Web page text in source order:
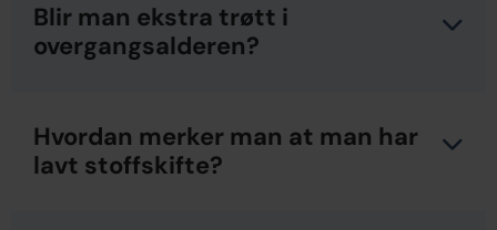
Blir man ekstra trøtt i
overgangsalderen?
Hvordan merker man at man har
lavt stoffskifte?